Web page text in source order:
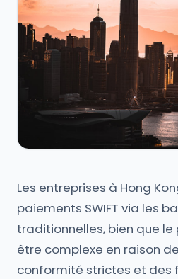
Les entreprises à Hong
paiements SWIFT via les
traditionnelles, bien que le
être complexe en raison
conformité strictes et des